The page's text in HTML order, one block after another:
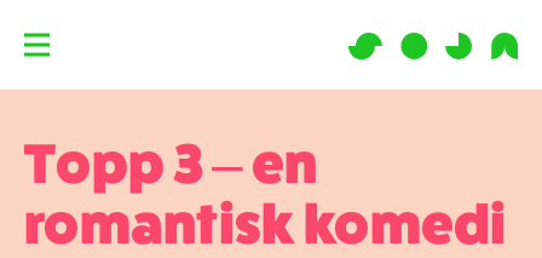
Topp 3 – en
romantisk komedi